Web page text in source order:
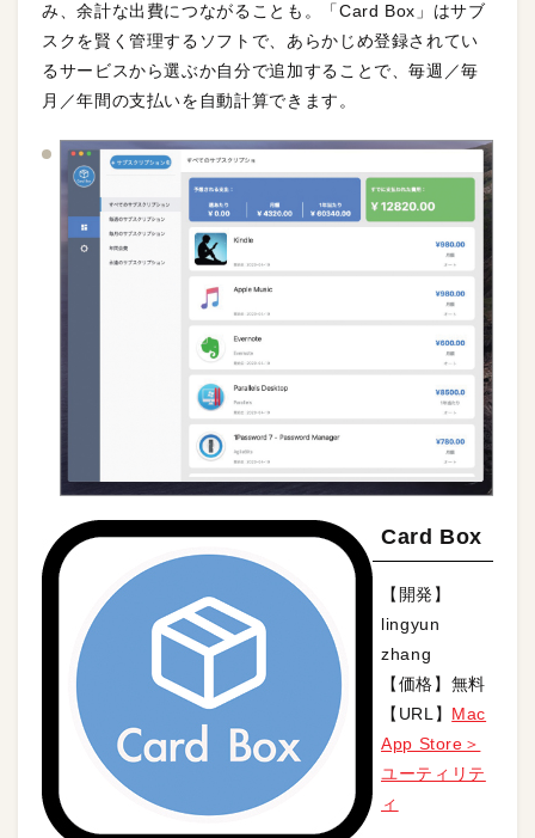
み、余計な出費につながることも。「Card Box」はサブ
スクを賢く管理するソフトで、あらかじめ登録されてい
るサービスから選ぶか自分で追加することで、毎週／毎
月／年間の支払いを自動計算できます。
Card Box
【開発】
lingyun
zhang
【価格】無料
【URL】 Mac
App Store＞
ユーティリテ
ィ